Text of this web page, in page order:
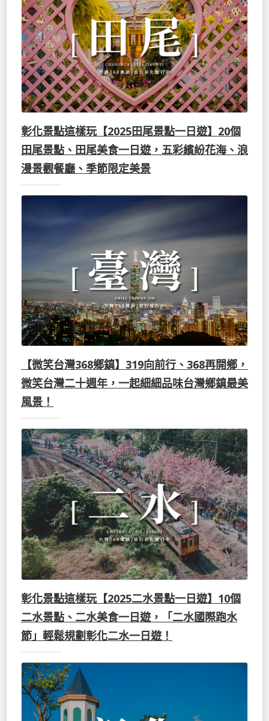
彰化景點這樣玩【2025田尾景點一日遊】20個
田尾景點、田尾美食一日遊，五彩繽紛花海、浪
漫景觀餐廳、季節限定美景
【微笑台灣368鄉鎮】319向前行、368再開鄉，
微笑台灣二十週年，一起細細品味台灣鄉鎮最美
風景！
彰化景點這樣玩【2025二水景點一日遊】10個
二水景點、二水美食一日遊，「二水國際跑水
節」輕鬆規劃彰化二水一日遊！